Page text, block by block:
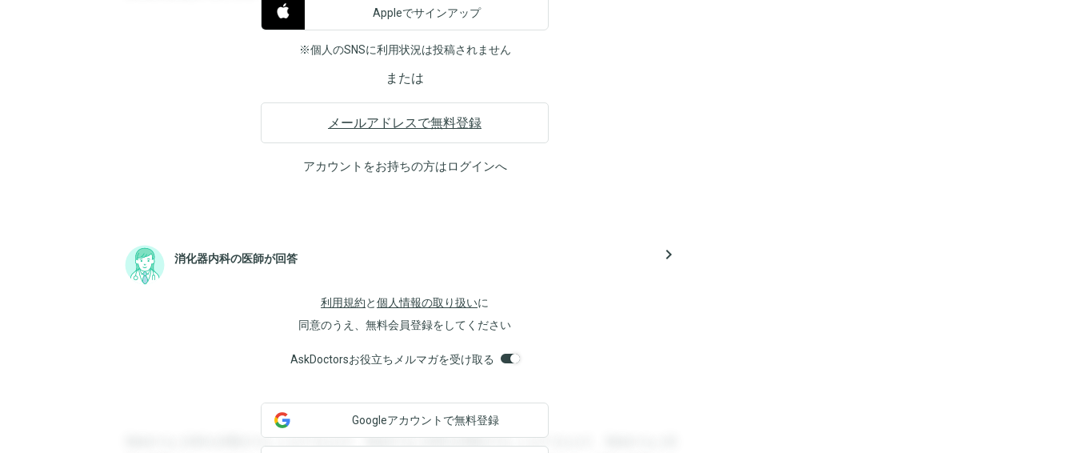
Appleでサインアップ
※個人のSNSに利用状況は投稿されません
または
メールアドレスで無料登録
アカウントをお持ちの方はログインへ
消化器内科の医師が回答 navigate_next
利用規約と個人情報の取り扱いに
同意のうえ、無料会員登録をしてください
AskDoctorsお役立ちメルマガを受け取る
登録すると回答を閲覧することができます。登録すると回答を閲覧することができます。登録すると回
Googleアカウントで無料登録